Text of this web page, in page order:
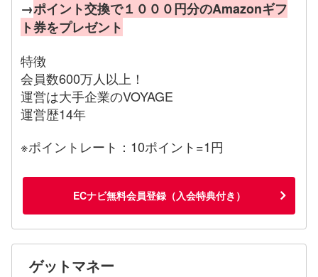
→ポイント交換で１０００円分のAmazonギフ
ト券をプレゼント
特徴
会員数600万人以上！
運営は大手企業のVOYAGE
運営歴14年
※ポイントレート：10ポイント=1円
ECナビ無料会員登録（入会特典付き）
ゲットマネー